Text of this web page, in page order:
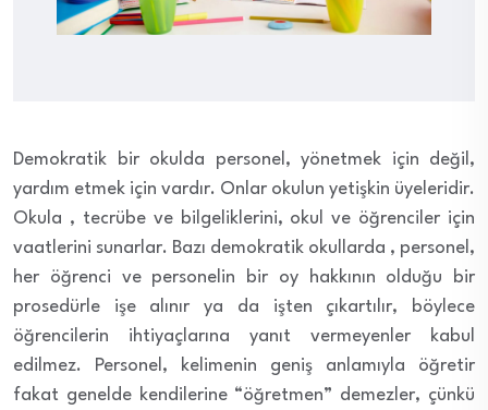
Demokratik bir okulda personel, yönetmek için değil,
yardım etmek için vardır. Onlar okulun yetişkin üyeleridir.
Okula , tecrübe ve bilgeliklerini, okul ve öğrenciler için
vaatlerini sunarlar. Bazı demokratik okullarda , personel,
her öğrenci ve personelin bir oy hakkının olduğu bir
prosedürle işe alınır ya da işten çıkartılır, böylece
öğrencilerin ihtiyaçlarına yanıt vermeyenler kabul
edilmez. Personel, kelimenin geniş anlamıyla öğretir
fakat genelde kendilerine “öğretmen” demezler, çünkü